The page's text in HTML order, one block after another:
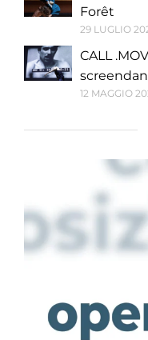
Forêt
29 LUGLIO
CALL
12 MAGGIO